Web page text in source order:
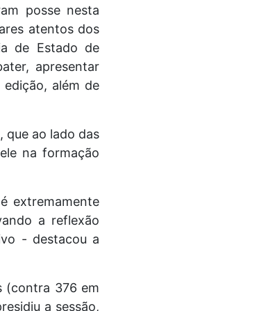
posse nesta
atentos dos
de Estado de
apresentar
além de
que ao lado das
na formação
extremamente
a reflexão
- destacou a
(contra 376 em
a sessão,